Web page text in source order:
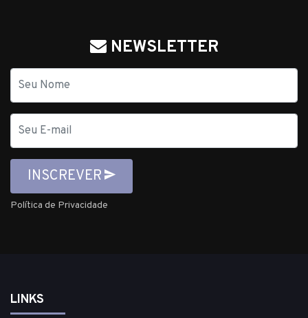
NEWSLETTER
mail
INSCREVER
Política de Privacidade
LINKS